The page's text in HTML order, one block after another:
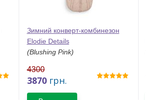
Зимний конверт-комбинезон
Elodie Details
(Blushing Pink)
4300
3870 грн.